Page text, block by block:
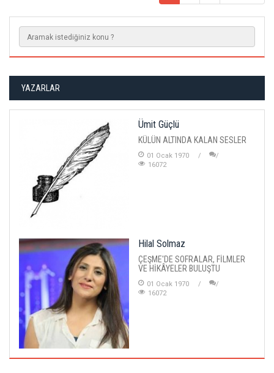
YAZARLAR
Ümit Güçlü
KÜLÜN ALTINDA KALAN SESLER
01 Ocak 1970
16072
Hilal Solmaz
ÇEŞME'DE SOFRALAR, FİLMLER
VE HİKÂYELER BULUŞTU
01 Ocak 1970
16072